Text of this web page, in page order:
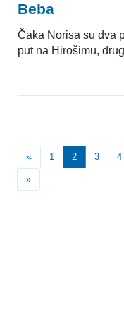
Beba
Čaka Norisa su dva
put na Hirošimu,
« 1 2 3 4
»